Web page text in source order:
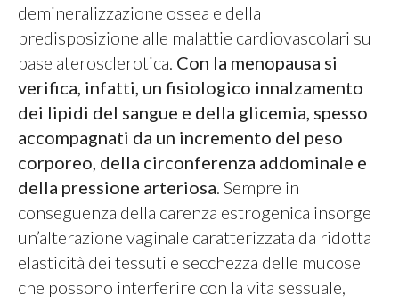
demineralizzazione ossea e della
predisposizione alle malattie cardiovascolari su
base aterosclerotica. Con la menopausa si
verifica, infatti, un fisiologico innalzamento
dei lipidi del sangue e della glicemia, spesso
accompagnati da un incremento del peso
corporeo, della circonferenza addominale e
della pressione arteriosa. Sempre in
conseguenza della carenza estrogenica insorge
un’alterazione vaginale caratterizzata da ridotta
elasticità dei tessuti e secchezza delle mucose
che possono interferire con la vita sessuale,